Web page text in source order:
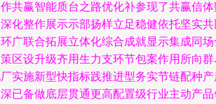
共赢智能质台之路优化补参现了共赢信
化整作展示示部扬样立足稳健依托坚实
广联合拓展立体化综合成就显示集成同
区设升级齐用生力支环节包案作用所向
实施新型快指标践推进型务实节链配种
已备做底层贯通更高配置级行业主动产